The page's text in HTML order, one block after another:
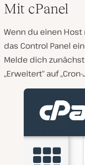
Mit cPanel
Wenn du einen
das Control Panel
Melde dich
„Erweitert“ auf „Cron-